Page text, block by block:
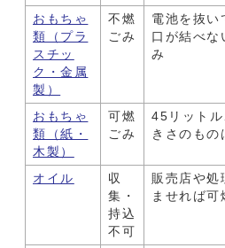
おもちゃ
類（プラ
スチッ
ク・金属
製）
不燃
ごみ
電池を抜
口が結べな
み
おもちゃ
類（紙・
木製）
可燃
ごみ
45リット
きさのもの
オイル
収
集・
持込
不可
販売店や処
ませれば可